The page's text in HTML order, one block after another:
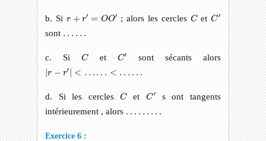
b. Sir + r′ = OO′
r O ′ ; alors les cercles C
CetC′
C′
sont … …
……
c. SiC
Cet C′
C′ sont sécants alors
|r − r′ | < … … < … …
| <… …
d. Si les cerclesC
Cet C′
C′ s ont tangents
intérieurement , alors … … …
…… …
Exercice 6 :